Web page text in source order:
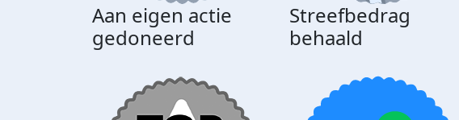
Aan eigen actie
gedoneerd
Streefbedrag
behaald